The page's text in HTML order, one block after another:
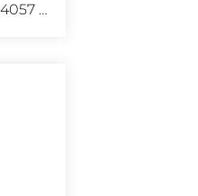
St. Joseph, Amerbachstr. 9, 4057 Basel